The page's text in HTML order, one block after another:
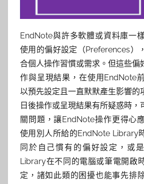
EndNote與許多軟體或資料庫一
使用的偏好設定（Preferences）
合個人操作習慣或需求。但這些偏
作與呈現結果，在使用EndNote
以預先設定且一直默默產生影響的
日後操作或呈現結果有所疑惑時，
關問題，讓EndNote操作更得心
使用別人所給的EndNote Library
同於自己慣有的偏好設定，或
Library在不同的電腦或筆電開啟
定，諸如此類的困擾也能事先排